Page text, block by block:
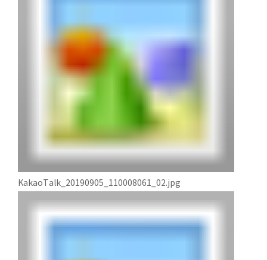
KakaoTalk_20190905_110008061_02.jpg